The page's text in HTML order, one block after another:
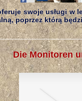
swoje usługi w
poprzez którą
Die Monitoren